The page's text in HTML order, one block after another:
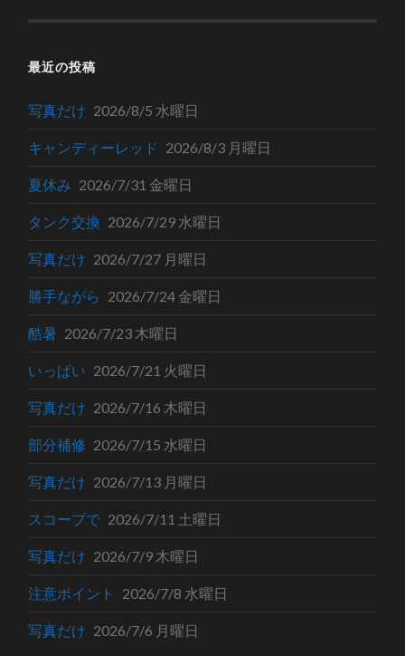
最近の投稿
写真だけ 2026/8/5 水曜日
キャンディーレッド 2026/8/3 月曜日
夏休み 2026/7/31 金曜日
タンク交換 2026/7/29 水曜日
写真だけ 2026/7/27 月曜日
勝手ながら 2026/7/24 金曜日
酷暑 2026/7/23 木曜日
いっぱい 2026/7/21 火曜日
写真だけ 2026/7/16 木曜日
部分補修 2026/7/15 水曜日
写真だけ 2026/7/13 月曜日
スコープで 2026/7/11 土曜日
写真だけ 2026/7/9 木曜日
注意ポイント 2026/7/8 水曜日
写真だけ 2026/7/6 月曜日